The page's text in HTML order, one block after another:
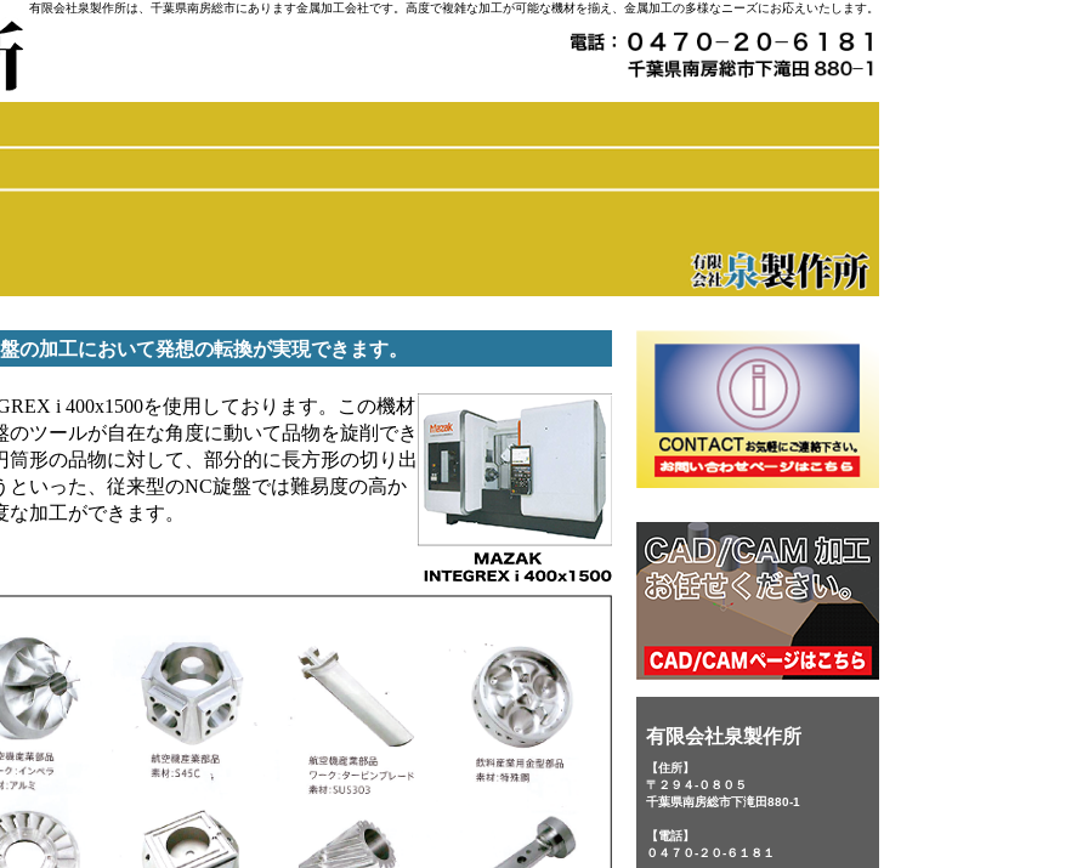
有限会社泉製作所は、千葉県南房総市にあります金属加工会社です。高度で複雑な加工が可能な機材を揃え、金属加工の多様なニーズにお応えいたします。
有限会社泉製作所
【住所】
〒２９４-０８０５
千葉県南房総市下滝田880-1
【電話】
０４７０-２０-６１８１
の加工において発想の転換が実現できます。
i 400x1500を使用しております。この機材
のツールが自在な角度に動いて品物を旋削でき
筒形の品物に対して、部分的に長方形の切り出
といった、従来型のNC旋盤では難易度の高か
な加工ができます。